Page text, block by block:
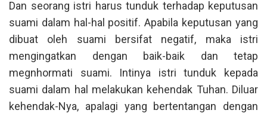
Dan seorang istri harus tunduk terhadap keputusan
suami dalam hal-hal positif. Apabila keputusan yang
dibuat oleh suami bersifat negatif, maka istri
mengingatkan dengan baik-baik dan tetap
megnhormati suami. Intinya istri tunduk kepada
suami dalam hal melakukan kehendak Tuhan. Diluar
kehendak-Nya, apalagi yang bertentangan dengan